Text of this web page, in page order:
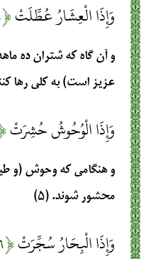
وَإِذَا الْعِشَارُ عُطِّلَتْ﴿۴﴾
و آن گاه که شتران ده
عزیز است) به کلی رها
وَإِذَا الْوُحُوشُ حُشِرَتْ
و هنگامی که وحوش (و
محشور شوند. (۵)
وَإِذَا الْبِحَارُ سُجِّرَتْ﴿۶﴾